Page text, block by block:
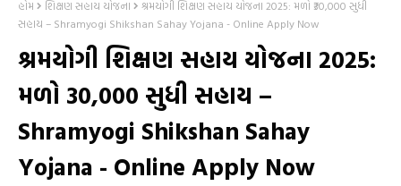
હોમ શિક્ષણ સહાય યોજના
શ્રમયોગી શિક્ષણ સહાય યોજના 2025: મળો ₹30,000 સુધી
સહાય – Shramyogi Shikshan Sahay Yojana - Online Apply Now
શ્રમયોગી શિક્ષણ સહાય યોજના 2025:
મળો ₹30,000 સુધી સહાય –
Shramyogi Shikshan Sahay
Yojana - Online Apply Now